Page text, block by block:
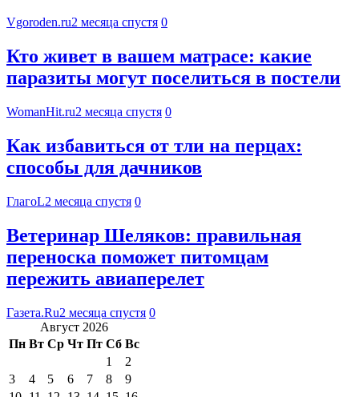
Vgoroden.ru2 месяца спустя 0
Кто живет в вашем матрасе: какие
паразиты могут поселиться в постели
WomanHit.ru2 месяца спустя 0
Как избавиться от тли на перцах:
способы для дачников
ГлагоL2 месяца спустя 0
Ветеринар Шеляков: правильная
переноска поможет питомцам
пережить авиаперелет
Газета.Ru2 месяца спустя 0
Август 2026
Пн Вт Ср Чт Пт Сб Вс
1
2
3
4 5 6 7 8
9